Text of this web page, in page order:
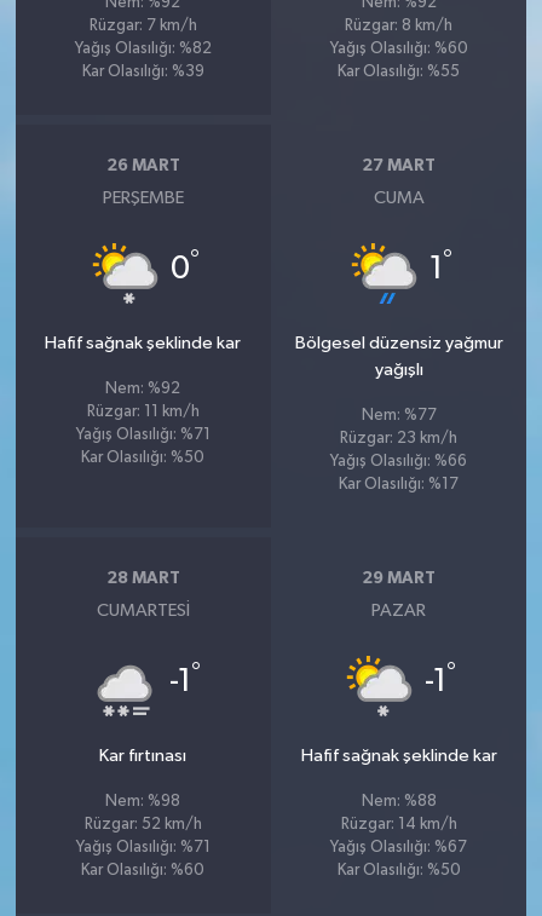
Nem: %92
Rüzgar: 7 km/h
Yağış Olasılığı: %82
Kar Olasılığı: %39
Nem: %92
Rüzgar: 8 km/h
Yağış Olasılığı: %60
Kar Olasılığı: %55
26 MART
PERŞEMBE
0°
Hafif sağnak şeklinde kar
Nem: %92
Rüzgar: 11 km/h
Yağış Olasılığı: %71
Kar Olasılığı: %50
27 MART
CUMA
1 °
Bölgesel düzensiz yağmur
yağışlı
Nem: %77
Rüzgar: 23 km/h
Yağış Olasılığı: %66
Kar Olasılığı: %17
28 MART
CUMARTESI
-1 °
Kar fırtınası
Nem: %98
Rüzgar: 52 km/h
Yağış Olasılığı: %71
Kar Olasılığı: %60
29 MART
PAZAR
-1 °
Hafif sağnak şeklinde kar
Nem: %88
Rüzgar: 14 km/h
Yağış Olasılığı: %67
Kar Olasılığı: %50